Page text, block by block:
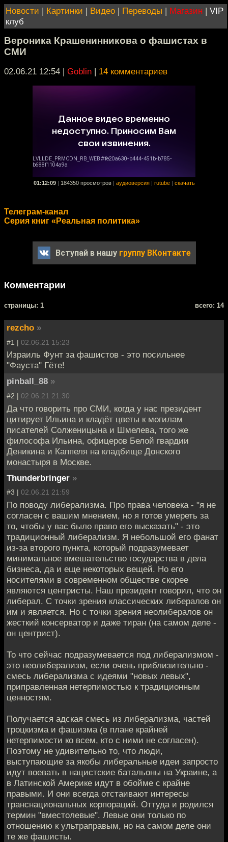
Новости | Картинки | Видео | Переводы | Магазин | VIP
клуб
Вероника Крашенинникова о фашистах в
СМИ
02.06.21 12:54 | Goblin | 14 комментариев
01:12:09 184350 просмотров аудиоверсия rutube скачать
Телеграм-канал
Cерия книг «Реальная политика»
Вступай в нашу группу ВКонтакте
Комментарии
cтраницы: 1 всего: 14
rezcho »
#1 | 02.06.21 15:23
Израиль Фунт за фашистов - это посильнее
"Фауста" Гёте!
pinball_88 »
#2 | 02.06.21 21:30
Да что говорить про СМИ, когда у нас президент
цитирует Ильина и кладёт цветы к могилам
писателей Солженицына и Шмелева, того же
философа Ильина, офицеров Белой гвардии
Деникина и Каппеля на кладбище Донского
монастыря в Москве.
Thunderbringer »
#3 | 02.06.21 21:59
По поводу либерализма. Про права человека - "я не
согласен с вашим мнением, но я готов умереть за
то, чтобы у вас было право его высказать" - это
традиционный либерализм. Я небольшой его фанат
из-за второго пункта, который подразумевает
минимальное вмешательство государства в дела
бизнеса, да и еще некоторых вещей. Но его
носителями в современном обществе скорее
являются центристы. Наш президент говорил, что он
либерал. С точки зрения классических либералов он
им и является. Но с точки зрения неолибералов он
жесткий консерватор и даже тиран (на самом деле -
он центрист).
То что сейчас подразумевается под либерализмом -
это неолиберализм, если очень приблизительно -
смесь либерализма с идеями "новых левых",
приправленная нетерпимостью к традиционным
ценностям.
Получается адская смесь из либерализма, частей
троцкизма и фашизма (в плане крайней
нетерпимости ко всем, кто с ними не согласен).
Поэтому не удивительно то, что люди,
выступающие за якобы либеральные идеи запросто
идут воевать в нацистские батальоны на Украине, а
в Латинской Америке идут в обойме с крайне
правыми. И они всегда отстаивают интересы
транснациональных корпораций. Оттуда и родился
термин "вместолевые". Левые они только по
отношению к ультраправым, но на самом деле они
те же фашисты.